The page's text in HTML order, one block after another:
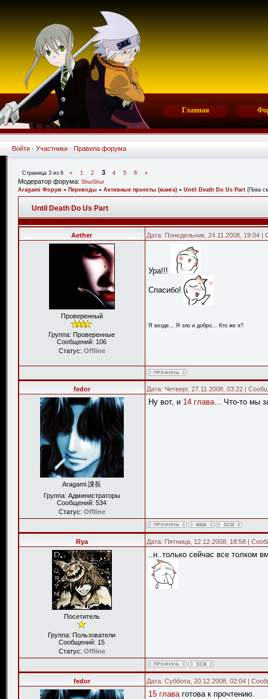
Главная
Войти · Участники · Правила форума
Страница 3 из 6 « 1 2 3 4 5 6 »
Модератор форума: ShurShur
Aragami Форум » Переводы » Активные проекты (манга) » Until Death Do Us Part (Пока
Until Death Do Us Part
Aether Дата: Понедельник, 24.11.2008, 19:04
Проверенный
Группа: Проверенные
Сообщений: 106
Статус: Offline
Ура!!!
Спасибо!
Я везде... Я зло и добро... Кто же я?
fedor Дата: Четверг, 27.11.2008, 03:22 |
Aragami 課長
Группа: Администраторы
Сообщений:534
Статус: Offline
Ну вот, и 14 глава... Что-то мы
Rya Дата: Пятница, 12.12.2008, 18:58 |
Посетитель
Группа: Пользователи
Сообщений: 15
Статус: Offline
..н..только сейчас все толком
fedor Дата: Суббота, 20.12.2008, 02:04 |
15 главаготова к прочтению.